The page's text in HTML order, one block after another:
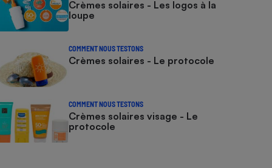
Crèmes solaires - Les logos à la
loupe
COMMENT NOUS TESTONS
Crèmes solaires - Le protocole
COMMENT NOUS TESTONS
Crèmes solaires visage - Le
protocole